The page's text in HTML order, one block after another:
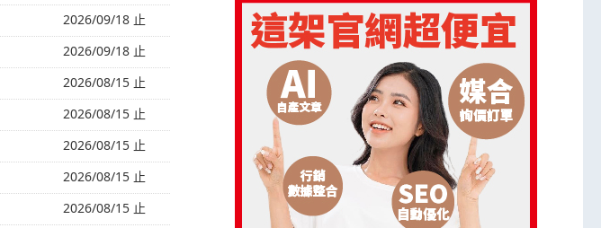
2026/09/18 止
2026/09/18 止
2026/08/15 止
2026/08/15 止
2026/08/15 止
2026/08/15 止
2026/08/15 止